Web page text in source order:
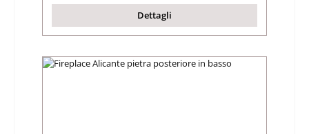
Dettagli